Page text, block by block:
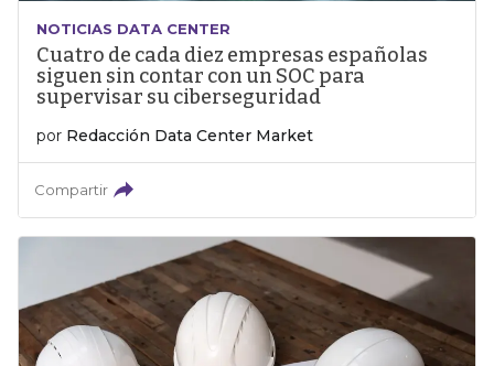
NOTICIAS DATA CENTER
Cuatro de cada diez empresas españolas
siguen sin contar con un SOC para
supervisar su ciberseguridad
por Redacción Data Center Market
Compartir